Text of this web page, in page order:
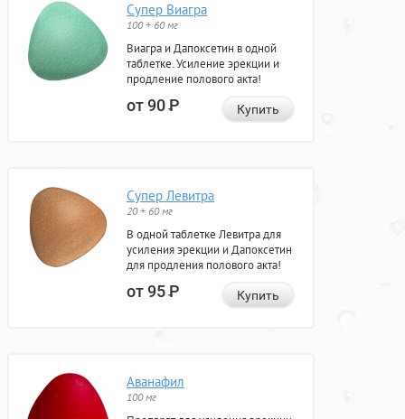
Супер Виагра
100 + 60 мг
Виагра и Дапоксетин в одной
таблетке. Усиление эрекции и
продление полового акта!
от 90Р Купить
Супер Левитра
20 + 60 мг
В одной таблетке Левитра для
усиления эрекции и Дапоксетин
для продления полового акта!
от 95Р Купить
Аванафил
100 мг